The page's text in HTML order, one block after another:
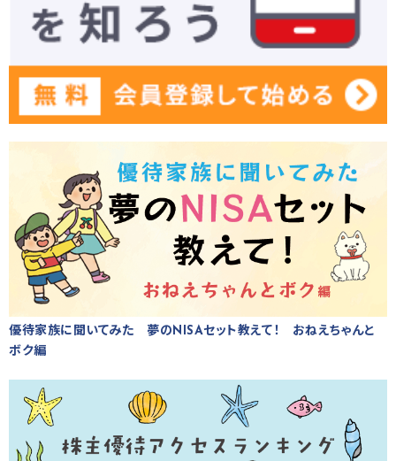
優待家族に聞いてみた 夢のNISAセット教えて！ おねえちゃんと
ボク編